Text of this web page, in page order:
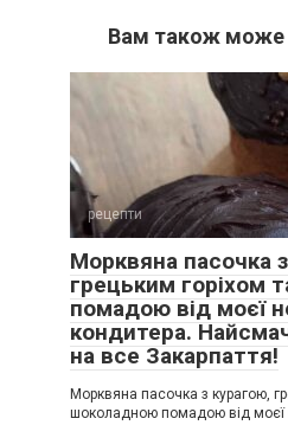
Вам також може
рецепти
Морквяна пасочка
грецьким горіхом
помадою від моєї
кондитера.
на все Закарпаття!
Морквяна пасочка з курагою,
шоколадною помадою від моєї